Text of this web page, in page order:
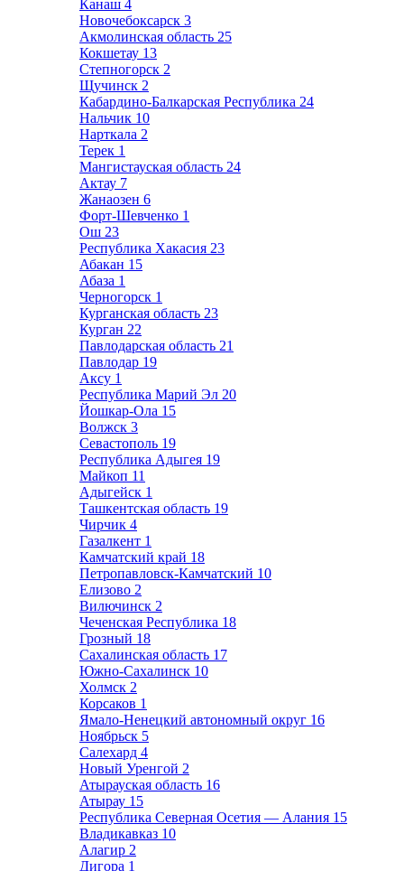
Канаш 4
Новочебоксарск 3
Акмолинская область 25
Кокшетау 13
Степногорск 2
Щучинск 2
Кабардино-Балкарская Республика 24
Нальчик 10
Нарткала 2
Терек 1
Мангистауская область 24
Актау 7
Жанаозен 6
Форт-Шевченко 1
Ош 23
Республика Хакасия 23
Абакан 15
Абаза 1
Черногорск 1
Курганская область 23
Курган 22
Павлодарская область 21
Павлодар 19
Аксу 1
Республика Марий Эл 20
Йошкар-Ола 15
Волжск 3
Севастополь 19
Республика Адыгея 19
Майкоп 11
Адыгейск 1
Ташкентская область 19
Чирчик 4
Газалкент 1
Камчатский край 18
Петропавловск-Камчатский 10
Елизово 2
Вилючинск 2
Чеченская Республика 18
Грозный 18
Сахалинская область 17
Южно-Сахалинск 10
Холмск 2
Корсаков 1
Ямало-Ненецкий автономный округ 16
Ноябрьск 5
Салехард 4
Новый Уренгой 2
Атырауская область 16
Атырау 15
Республика Северная Осетия — Алания 15
Владикавказ 10
Алагир 2
Дигора 1